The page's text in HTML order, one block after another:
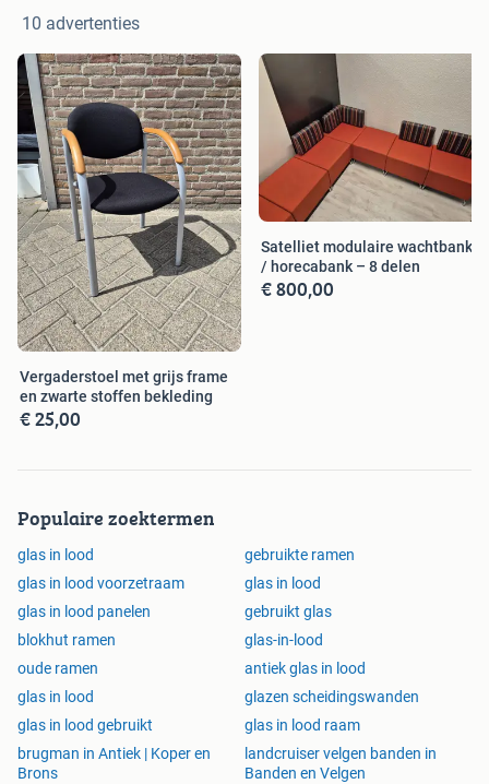
10 advertenties
Vergaderstoel met grijs frame
en zwarte stoffen bekleding
€ 25,00
Satelliet modulaire wachtbank
/ horecabank – 8 delen
€ 800,00
Populaire zoektermen
glas in lood
gebruikte ramen
glas in lood voorzetraam
glas in lood
glas in lood panelen
gebruikt glas
blokhut ramen
glas-in-lood
oude ramen
antiek glas in lood
glas in lood
glazen scheidingswanden
glas in lood gebruikt
glas in lood raam
brugman in Antiek | Koper en
Brons
landcruiser velgen banden in
Banden en Velgen